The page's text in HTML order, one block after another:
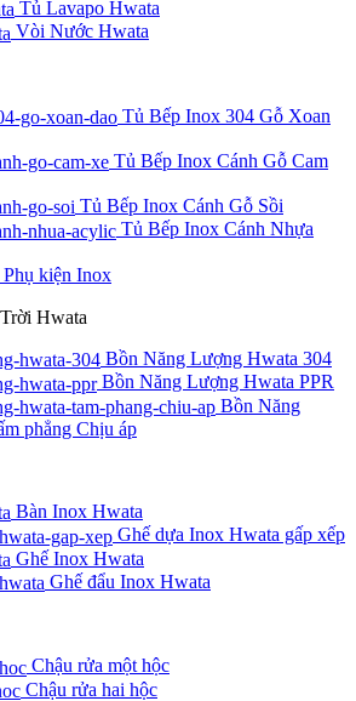
Tủ Lavapo Hwata
Vòi Nước Hwata
Tủ Bếp Inox 304 Gỗ Xoan
Tủ Bếp Inox Cánh Gỗ Cam
Tủ Bếp Inox Cánh Gỗ Sồi
Tủ Bếp Inox Cánh Nhựa
Phụ kiện Inox
Hwata
Bồn Năng Lượng Hwata 304
Bồn Năng Lượng Hwata PPR
Bồn Năng
phẳng Chịu áp
Bàn Inox Hwata
Ghế dựa Inox Hwata gấp xếp
Ghế Inox Hwata
Ghế đẩu Inox Hwata
Chậu rửa một hộc
Chậu rửa hai hộc